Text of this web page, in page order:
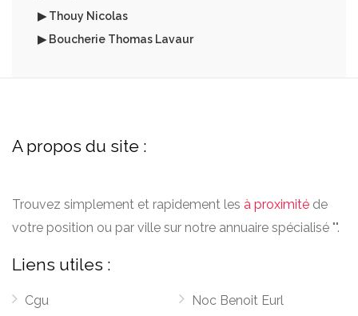
▶ Thouy Nicolas
▶ Boucherie Thomas Lavaur
A propos du site :
Trouvez simplement et rapidement les à proximité de
votre position ou par ville sur notre annuaire spécialisé "".
Liens utiles :
Cgu
Noc Benoit Eurl